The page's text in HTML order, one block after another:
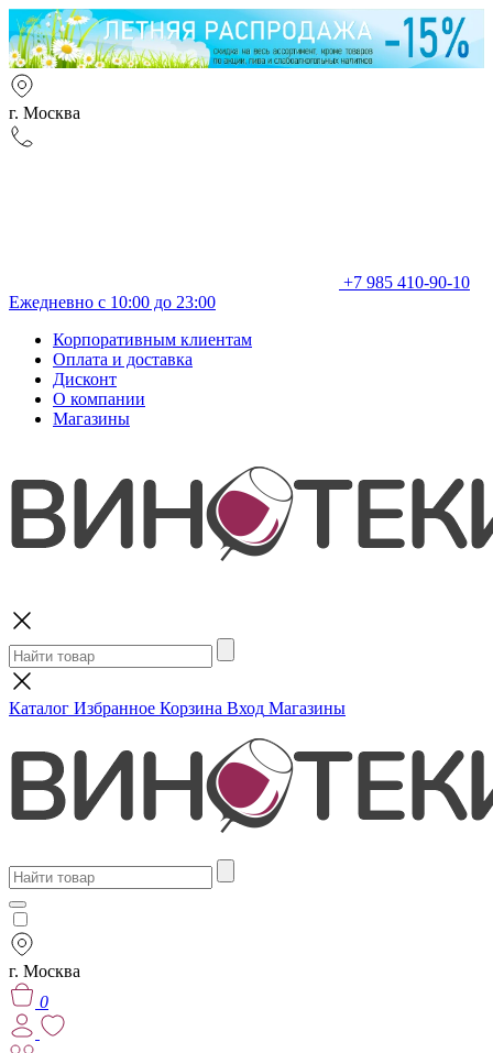
г. Москва
+7 985 410-90-10
Ежедневно с 10:00 до 23:00
Корпоративным клиентам
Оплата и доставка
Дисконт
О компании
Магазины
Каталог Избранное Корзина Вход Магазины
г. Москва
0